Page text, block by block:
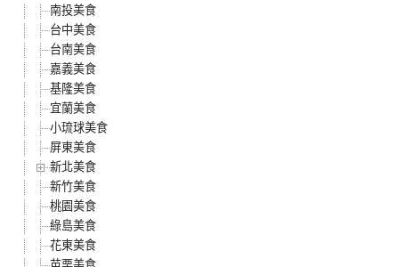
南投美食
台中美食
台南美食
嘉義美食
基隆美食
宜蘭美食
小琉球美食
屏東美食
新北美食
新竹美食
桃園美食
綠島美食
花東美食